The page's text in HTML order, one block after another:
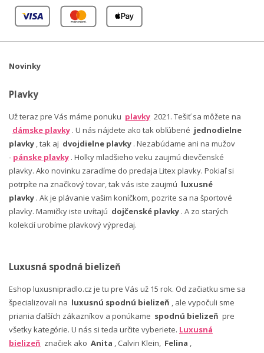
Novinky
Plavky
Už teraz pre Vás máme ponuku plavky 2021. Tešiť sa môžete na
dámske plavky . U nás nájdete ako tak obľúbené jednodielne
plavky , tak aj dvojdielne plavky . Nezabúdame ani na mužov
- pánske plavky . Holky mladšieho veku zaujmú dievčenské
plavky. Ako novinku zaradíme do predaja Litex plavky. Pokiaľ si
potrpíte na značkový tovar, tak vás iste zaujmú luxusné
plavky . Ak je plávanie vašim koníčkom, pozrite sa na športové
plavky. Mamičky iste uvítajú dojčenské plavky . A zo starých
kolekcií urobíme plavkový výpredaj.
Luxusná spodná bielizeň
Eshop luxusnipradlo.cz je tu pre Vás už 15 rok. Od začiatku sme sa
špecializovali na luxusnú spodnú bielizeň , ale vypočuli sme
priania ďalších zákazníkov a ponúkame spodnú bielizeň pre
všetky kategórie. U nás si teda určite vyberiete. Luxusná
bielizeň značiek ako Anita , Calvin Klein, Felina ,